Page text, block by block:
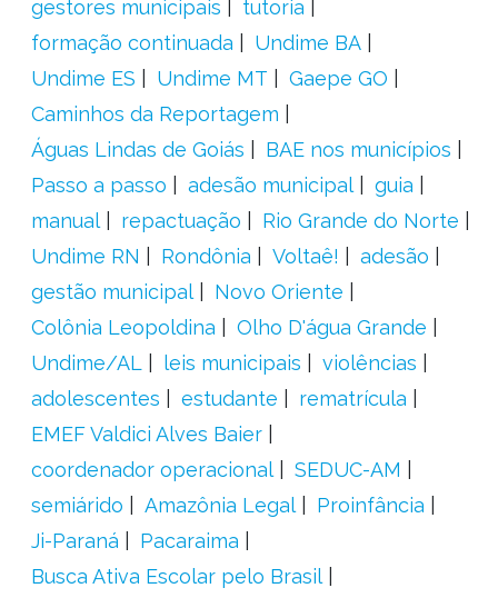
gestores municipais
tutoria
formação continuada
Undime BA
Undime ES
Undime MT
Gaepe GO
Caminhos da Reportagem
Águas Lindas de Goiás
BAE nos municípios
Passo a passo
adesão municipal
guia
manual
repactuação
Rio Grande do Norte
Undime RN
Rondônia Voltaê!
adesão
gestão municipal
Novo Oriente
Colônia Leopoldina
Olho D'água Grande
Undime/AL
leis municipais
violências
adolescentes
estudante
rematrícula
EMEF Valdici Alves Baier
coordenador operacional
SEDUC-AM
semiárido
Amazônia Legal
Proinfância
Ji-Paraná
Pacaraima
Busca Ativa Escolar pelo Brasil